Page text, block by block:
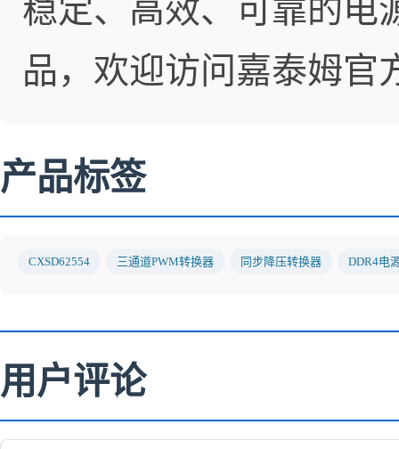
稳定、高效、可靠的电
品，欢迎访问嘉泰姆官
产品标签
CXSD62554 三通道PWM转换器 同步降压转换器 DDR4电
用户评论